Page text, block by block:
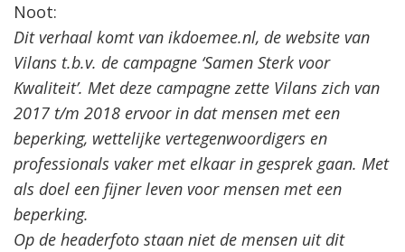
Noot:
Dit verhaal komt van ikdoemee.nl, de website van
Vilans t.b.v. de campagne ‘Samen Sterk voor
Kwaliteit’. Met deze campagne zette Vilans zich van
2017 t/m 2018 ervoor in dat mensen met een
beperking, wettelijke vertegenwoordigers en
professionals vaker met elkaar in gesprek gaan. Met
als doel een fijner leven voor mensen met een
beperking.
Op de headerfoto staan niet de mensen uit dit